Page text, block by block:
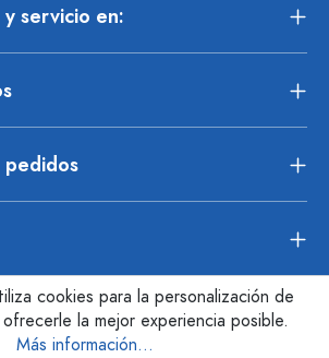
servicio en:
cookies para la personalización de
la mejor experiencia posible.
Más información...